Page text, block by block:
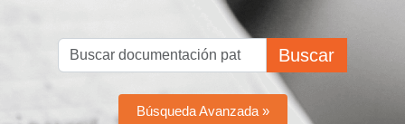
Buscar
Búsqueda Avanzada »